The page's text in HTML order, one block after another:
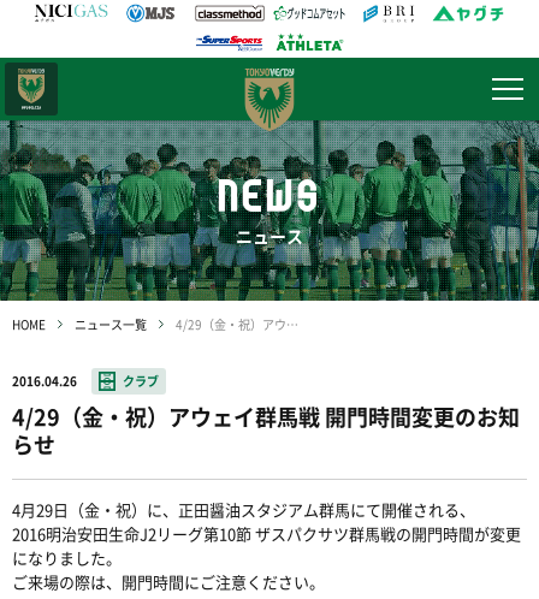
NEWS
ニュース
HOME ニュース一覧 4/29（金・祝）アウェイ群馬戦 開門時間変更のお知らせ
2016.04.26 クラブ
4/29（金・祝）アウェイ群馬戦 開門時間変更のお知
らせ
4月29日（金・祝）に、正田醤油スタジアム群馬にて開催される、
2016明治安田生命J2リーグ第10節 ザスパクサツ群馬戦の開門時間が変更
になりました。
ご来場の際は、開門時間にご注意ください。